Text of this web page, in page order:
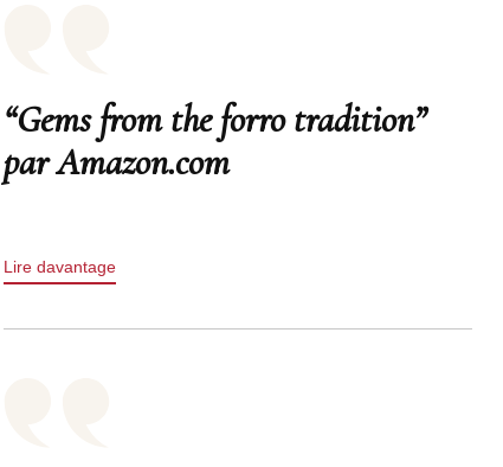
“Gems from the forro tradition”
par Amazon.com
Lire davantage